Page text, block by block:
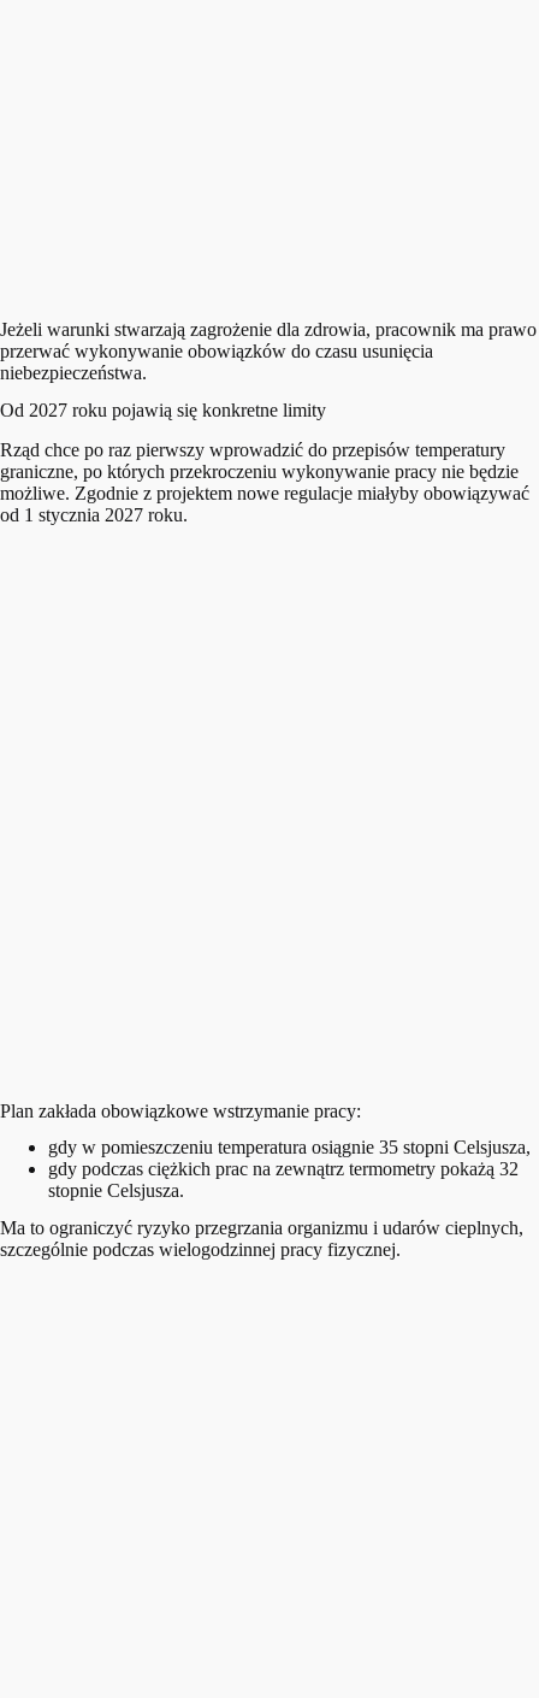
Jeżeli warunki stwarzają zagrożenie dla zdrowia, pracownik ma prawo
przerwać wykonywanie obowiązków do czasu usunięcia
niebezpieczeństwa.
Od 2027 roku pojawią się konkretne limity
Rząd chce po raz pierwszy wprowadzić do przepisów temperatury
graniczne, po których przekroczeniu wykonywanie pracy nie będzie
możliwe. Zgodnie z projektem nowe regulacje miałyby obowiązywać
od 1 stycznia 2027 roku.
Plan zakłada obowiązkowe wstrzymanie pracy:
gdy w pomieszczeniu temperatura osiągnie 35 stopni Celsjusza,
gdy podczas ciężkich prac na zewnątrz termometry pokażą 32
stopnie Celsjusza.
Ma to ograniczyć ryzyko przegrzania organizmu i udarów cieplnych,
szczególnie podczas wielogodzinnej pracy fizycznej.